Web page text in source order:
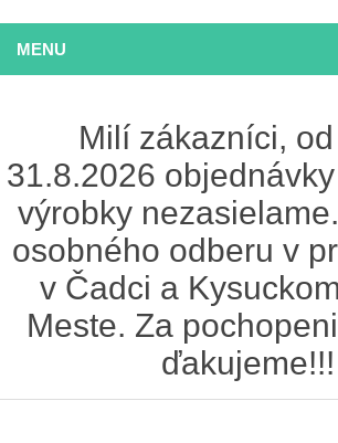
MENU
Milí zákazníci,
31.8.2026
výrobky
osobného odberu v
v Čadci a
Meste. Za
ďakujeme!!!